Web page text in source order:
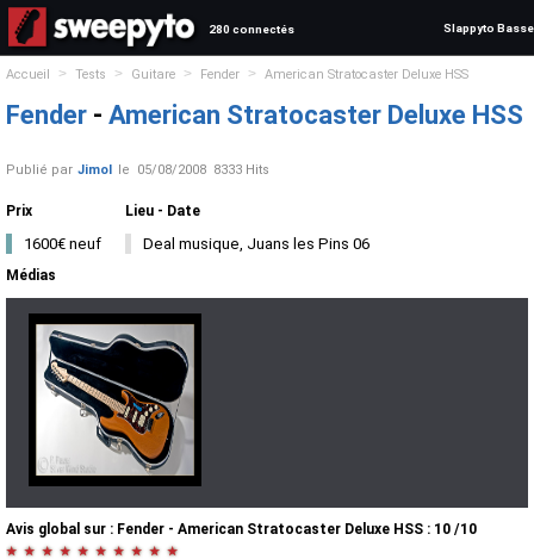
280 connectés Slappyto Basse
Accueil > Tests > Guitare > Fender > American Stratocaster Deluxe HSS
Fender - American Stratocaster Deluxe HSS
Publié par Jimol le 05/08/2008 8333 Hits
Prix
1600€ neuf
Lieu - Date
Deal musique, Juans les Pins 06
Médias
Avis global sur : Fender - American Stratocaster Deluxe HSS : 10 /10
★ ★ ★ ★ ★ ★ ★ ★ ★ ★